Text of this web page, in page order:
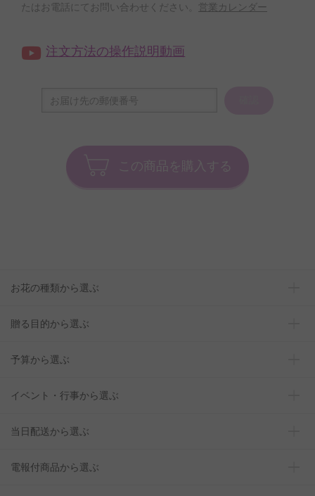
たはお電話にてお問い合わせください。
営業カレンダー
注文方法の操作説明動画
この商品を購入する
お花の種類から選ぶ
贈る目的から選ぶ
予算から選ぶ
イベント・行事から選ぶ
当日配送から選ぶ
電報付商品から選ぶ